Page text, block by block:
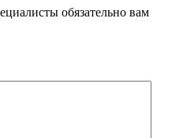
обязательно вам